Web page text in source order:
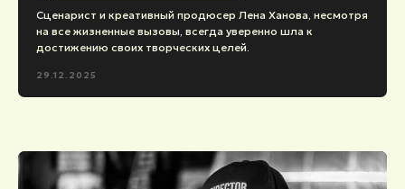
Сценарист и креативный продюсер Лена Ханова, несмотря
на все жизненные вызовы, всегда уверенно шла к
достижению своих творческих целей.
29.12.2025